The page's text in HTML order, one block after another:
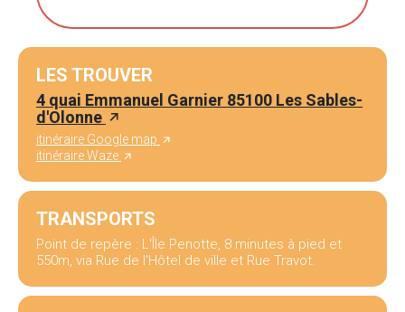
LES TROUVER
4 quai Emmanuel Garnier 85100 Les Sables-
d'Olonne
itinéraire Google map
itinéraire Waze
TRANSPORTS
Point de repère : L'Île Penotte, 8 minutes à pied et
550m, via Rue de l'Hôtel de ville et Rue Travot.